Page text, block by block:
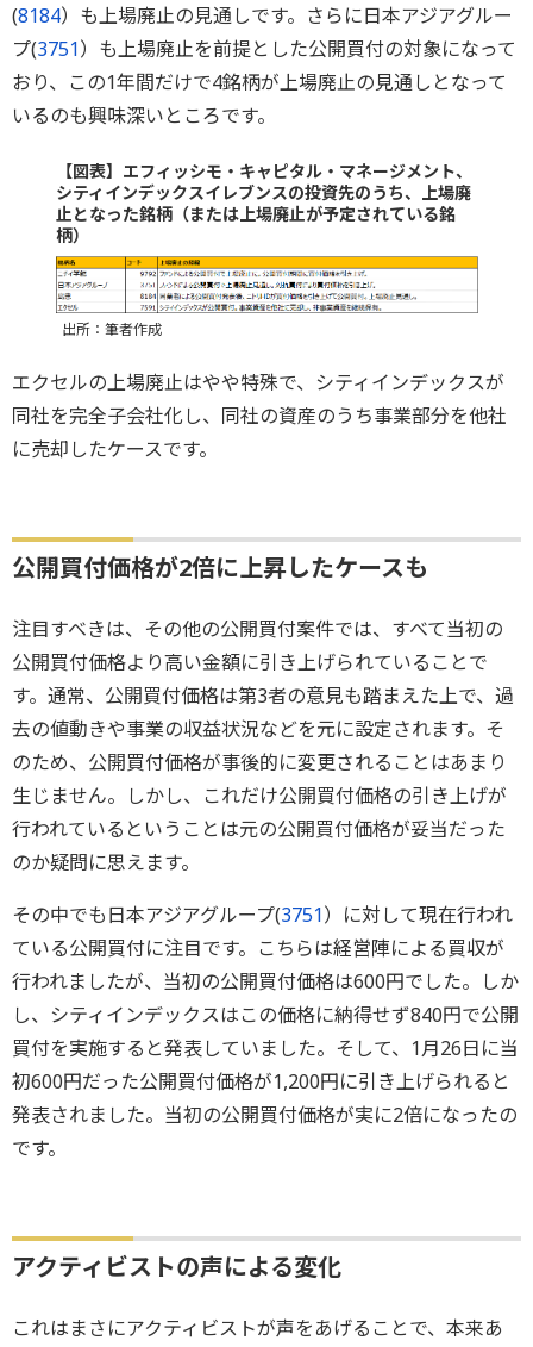
(8184）も上場廃止の見通しです。さらに日本アジアグルー
プ(3751）も上場廃止を前提とした公開買付の対象になって
おり、この1年間だけで4銘柄が上場廃止の見通しとなって
いるのも興味深いところです。
【図表】エフィッシモ・キャピタル・マネージメント、
シティインデックスイレブンスの投資先のうち、上場廃
止となった銘柄（または上場廃止が予定されている銘
柄）
出所：筆者作成
エクセルの上場廃止はやや特殊で、シティインデックスが
同社を完全子会社化し、同社の資産のうち事業部分を他社
に売却したケースです。
公開買付価格が2倍に上昇したケースも
注目すべきは、その他の公開買付案件では、すべて当初の
公開買付価格より高い金額に引き上げられていることで
す。通常、公開買付価格は第3者の意見も踏まえた上で、過
去の値動きや事業の収益状況などを元に設定されます。そ
のため、公開買付価格が事後的に変更されることはあまり
生じません。しかし、これだけ公開買付価格の引き上げが
行われているということは元の公開買付価格が妥当だった
のか疑問に思えます。
その中でも日本アジアグループ(3751）に対して現在行われ
ている公開買付に注目です。こちらは経営陣による買収が
行われましたが、当初の公開買付価格は600円でした。しか
し、シティインデックスはこの価格に納得せず840円で公開
買付を実施すると発表していました。そして、1月26日に当
初600円だった公開買付価格が1,200円に引き上げられると
発表されました。当初の公開買付価格が実に2倍になったの
です。
アクティビストの声による変化
これはまさにアクティビストが声をあげることで、本来あ